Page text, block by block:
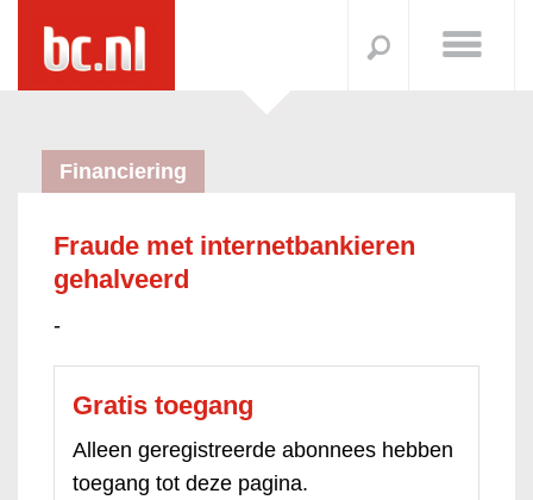
Financiering
Fraude met internetbankieren
gehalveerd
-
Gratis toegang
Alleen geregistreerde abonnees hebben
toegang tot deze pagina.